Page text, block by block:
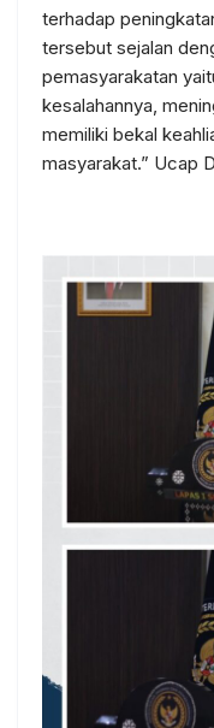
terhadap
tersebut sejalan
pemasyarakatan
kesalahannya,
memiliki bekal
masyarakat.” Ucap